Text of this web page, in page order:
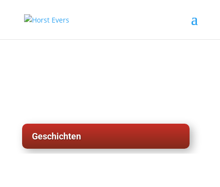
Geschichten